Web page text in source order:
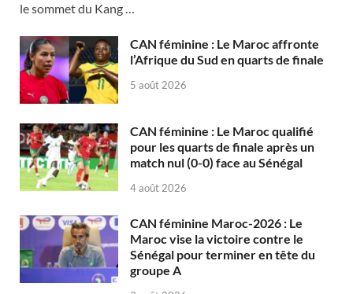
le sommet du Kang …
CAN féminine : Le Maroc affronte
l’Afrique du Sud en quarts de finale
5 août 2026
CAN féminine : Le Maroc qualifié
pour les quarts de finale après un
match nul (0-0) face au Sénégal
4 août 2026
CAN féminine Maroc-2026 : Le
Maroc vise la victoire contre le
Sénégal pour terminer en tête du
groupe A